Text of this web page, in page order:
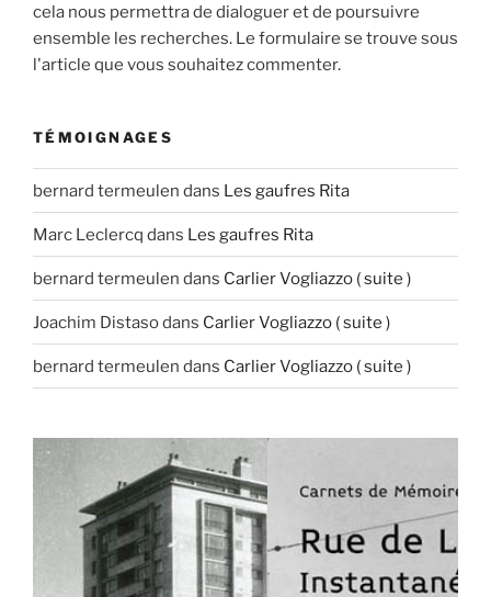
cela nous permettra de dialoguer et de poursuivre
ensemble les recherches. Le formulaire se trouve sous
l'article que vous souhaitez commenter.
TÉMOIGNAGES
bernard termeulen dans Les gaufres Rita
Marc Leclercq dans Les gaufres Rita
bernard termeulen dans Carlier Vogliazzo ( suite )
Joachim Distasodans Carlier Vogliazzo ( suite )
bernard termeulen dans Carlier Vogliazzo ( suite )